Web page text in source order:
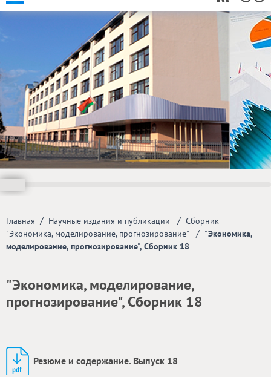
Главная / Научные издания и публикации / Сборник
"Экономика, моделирование, прогнозирование"
/ "Экономика,
моделирование, прогнозирование", Сборник 18
"Экономика, моделирование,
прогнозирование", Сборник 18
Резюме и содержание. Выпуск 18